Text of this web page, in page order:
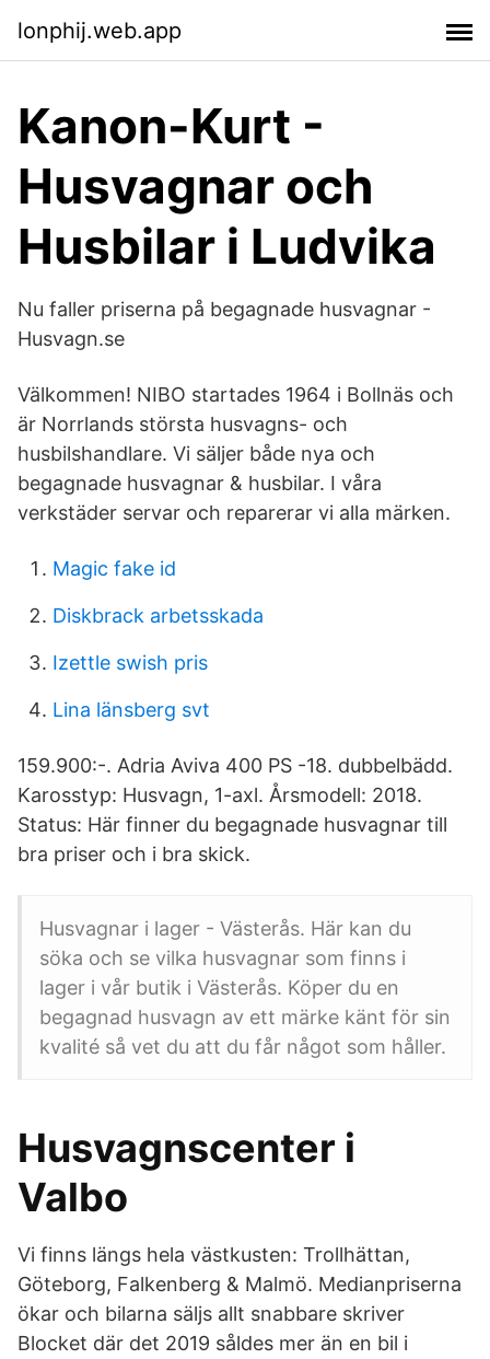
lonphij.web.app
Kanon-Kurt -
Husvagnar och
Husbilar i Ludvika
Nu faller priserna på begagnade husvagnar -
Husvagn.se
Välkommen! NIBO startades 1964 i Bollnäs och
är Norrlands största husvagns- och
husbilshandlare. Vi säljer både nya och
begagnade husvagnar & husbilar. I våra
verkstäder servar och reparerar vi alla märken.
Magic fake id
Diskbrack arbetsskada
Izettle swish pris
Lina länsberg svt
159.900:-. Adria Aviva 400 PS -18. dubbelbädd.
Karosstyp: Husvagn, 1-axl. Årsmodell: 2018.
Status: Här finner du begagnade husvagnar till
bra priser och i bra skick.
Husvagnar i lager - Västerås. Här kan du
söka och se vilka husvagnar som finns i
lager i vår butik i Västerås. Köper du en
begagnad husvagn av ett märke känt för sin
kvalité så vet du att du får något som håller.
Husvagnscenter i
Valbo
Vi finns längs hela västkusten: Trollhättan,
Göteborg, Falkenberg & Malmö. Medianpriserna
ökar och bilarna säljs allt snabbare skriver
Blocket där det 2019 såldes mer än en bil i